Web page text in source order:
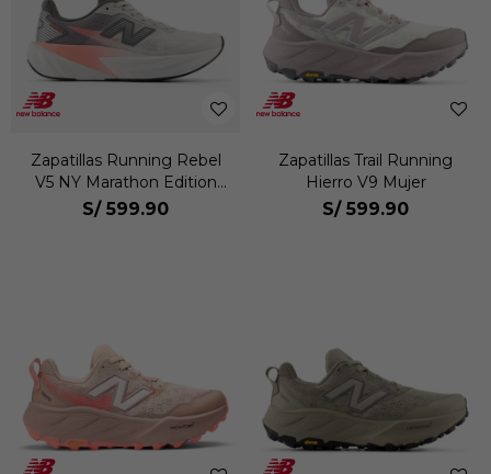
Zapatillas Running Rebel
V5 NY Marathon Edition
Mujer
S/ 599.90
Zapatillas Trail Running
Hierro V9 Mujer
S/ 599.90